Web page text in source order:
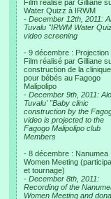
Film réalisé par Gilliane
Water Quizz à IRWM
- December 12th, 2011:
Tuvalu "IRWM Water
video screening
- 9 décembre : Projection
Film réalisé par Gilliane
construction de la clinique
pour bébés au Fagogo
Malipolipo
- December 9th, 2011:
Tuvalu' "Baby clinic
construction by the
video is projected to the
Fagogo Malipolipo club
Members
- 8 décembre : Nanumea
Women Meeting
et tournage)
- December 8th, 2011:
Recording of the
Women Meeting and